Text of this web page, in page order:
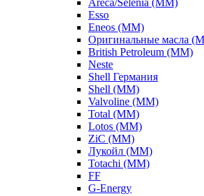
Areca/Selenia (ММ)
Esso
Eneos (ММ)
Оригинальные масла
British Petroleum (ММ)
Neste
Shell Германия
Shell (ММ)
Valvoline (ММ)
Total (ММ)
Lotos (ММ)
ZiC (ММ)
Лукойл (ММ)
Totachi (MM)
FF
G-Energy